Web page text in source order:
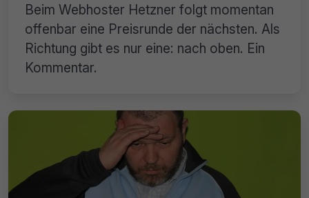
Beim Webhoster Hetzner folgt momentan
offenbar eine Preisrunde der nächsten. Als
Richtung gibt es nur eine: nach oben. Ein
Kommentar.